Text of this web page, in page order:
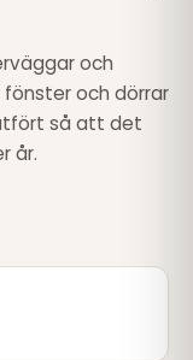
och
fönster och dörrar
så att det
år.